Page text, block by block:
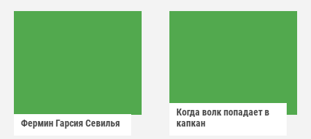
Фермин Гарсия Севилья
Когда волк попадает в
капкан